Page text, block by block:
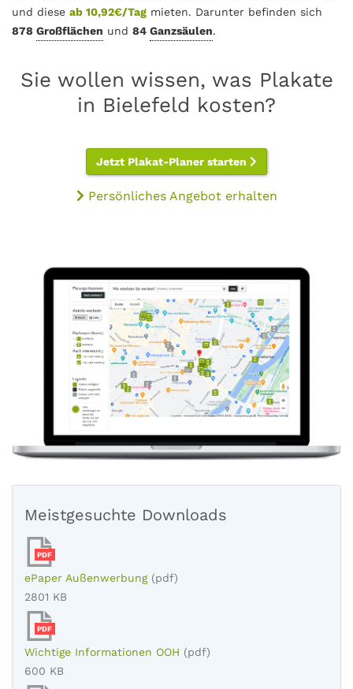
und diese ab 10,92€/Tag mieten. Darunter befinden sich
878 Großflächen und 84 Ganzsäulen.
Sie wollen wissen, was Plakate
in Bielefeld kosten?
Jetzt Plakat-Planer starten
Persönliches Angebot erhalten
Meistgesuchte Downloads
PDF
ePaper Außenwerbung (pdf)
2801 KB
PDF
Wichtige Informationen OOH (pdf)
600 KB